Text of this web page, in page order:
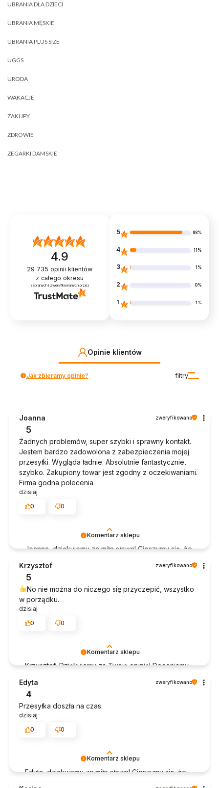
UBRANIA DLA DZIECI
UBRANIA MĘSKIE
UBRANIA PLUS SIZE
UGGS
URODA
WAKACJE
ZAKUPY
ZDROWIE
ZEGARKI DAMSKIE
4.9
29 735 opinii klientów
z całego okresu
zebranych i zweryfikowanych przez
5 88%
4 11%
3 1%
2 0%
1 1%
Opinie klientów
filtry
Jak zbieramy opinie?
Komentarz sklepu
Joanna, dziękujemy za miłe słowa! Cieszymy się, że
możemy zapewnić odpowiednią obsługę tak
świetnym klientom. Dziękujemy raz jeszcze!
Joanna zweryfikowano
5
Żadnych problemów, super szybki i sprawny kontakt.
Jestem bardzo zadowolona z zabezpieczenia mojej
przesyłki. Wygląda ładnie. Absolutnie fantastycznie,
szybko. Zakupiony towar jest zgodny z oczekiwaniami.
Firma godna polecenia.
dzisiaj
0
0
Komentarz sklepu
Krzysztof, Dziękujemy za Twoją opinię! Doceniamy
doświadczeniem. Jesteśmy szczęśliwi, że mamy
takich klientów. Z pozdrowieniami, obsługa sklepu.
Krzysztof zweryfikowano
5
No nie można do niczego się przyczepić, wszystko
w porządku.
dzisiaj
0
0
Komentarz sklepu
Edyta, dziękujemy za miłe słowa! Cieszymy się, że
Edyta zweryfikowano
4
Przesyłka doszła na czas.
dzisiaj
0
0